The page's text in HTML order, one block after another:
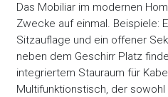
Das Mobiliar im modernen
Zwecke auf einmal. Beispiele:
Sitzauflage und ein offener
neben dem Geschirr Platz
integriertem Stauraum für
Multifunktionstisch, der